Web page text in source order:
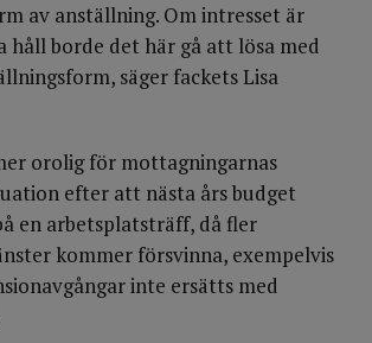
av anställning. Om intresset är
håll borde det här gå att lösa med
säger fackets Lisa
orolig för mottagningarnas
efter att nästa års budget
en arbetsplatsträff, då fler
kommer försvinna, exempelvis
inte ersätts med